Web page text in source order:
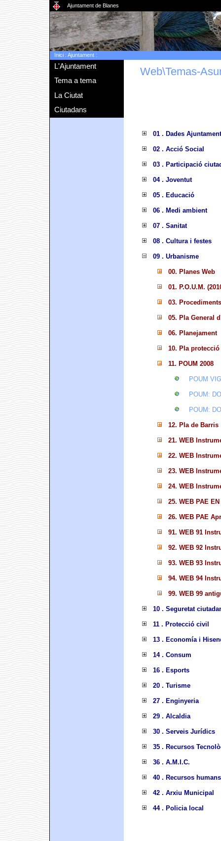
Ajuntament de Blanes
Inici: Ajuntament:
L'Ajuntament
Tema a tema
La Ciutat
Ciutadans
Web\Temas-
01 . Dades Ajuntament
02 . Acció Social
03 . Participació
04 . Joventut
05 . Educació
06 . Medi ambient
07 . Sanitat
08 . Cultura i festes
09 . Urbanisme
00. Planes Web
01. P.O.U.M.
03.
05. Pla General
06. Planejament
10. Pla
11. POUM 2008
POUM
POUM:
POUM:
12. Pla de Barris
21. WEB
22. WEB
23. WEB
24. WEB
25. WEB PAE
26. WEB PAE
91. WEB 91
92. WEB 92
93. WEB 93
94. WEB 94
99. WEB 99
10 . Seguretat
11 . Protecció civil
13 . Economía i
14 . Consum
16 . Esports
20 . Turisme
27 . Enginyeria
29 . Alcaldia
30 . Serveis Jurídics
35 . Recursos
36 . A.M.I.C.
40 . Recursos humans
42 . Arxiu Municipal
44 . Policia local